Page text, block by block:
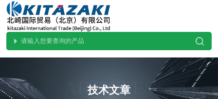
ARTICLES
技术文章